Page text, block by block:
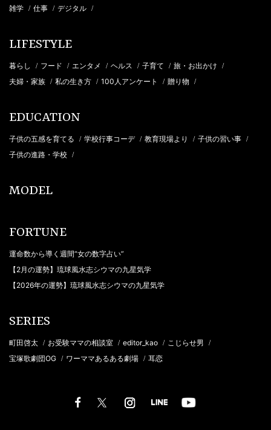
雑学 / 仕事 / デジタル /
LIFESTYLE
暮らし / フード / エンタメ / ヘルス / 子育て / 旅・お出かけ /
夫婦・家族 / 私の生き方 / 100人アンケート / 贈り物 /
EDUCATION
子供の五感を育てる / 学校行事コーデ / 教育現場より / 子供の習い事 /
子供の進路・学校 /
MODEL
FORTUNE
運命数から導く週間“女の数字占い”
【2月の運勢】琉球風水志シウマの九星気学
【2026年の運勢】琉球風水志シウマの九星気学
SERIES
町田啓太 / お受験ママの相談室 / editor_kao / こじらせ男 /
宝塚歌劇団OG / ワーママあるある劇場 / 耳恋